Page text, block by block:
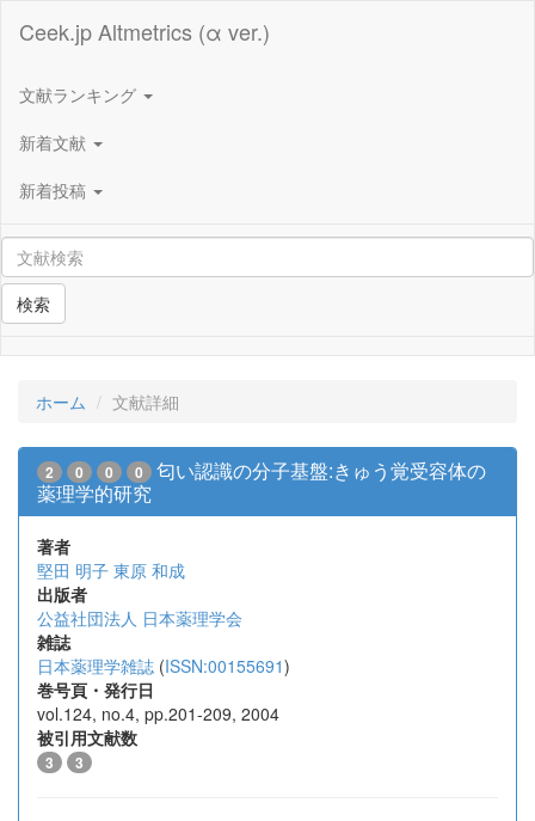
Ceek.jp Altmetrics (α ver.)
文献ランキング
新着文献
新着投稿
検索
ホーム 文献詳細
2 0 0 0
匂い認識の分子基盤:きゅう覚受容体の
薬理学的研究
著者
堅田 明子 東原 和成
出版者
公益社団法人 日本薬理学会
雑誌
日本薬理学雑誌 (ISSN:00155691)
巻号頁・発行日
vol.124, no.4, pp.201-209, 2004
被引用文献数
3 3